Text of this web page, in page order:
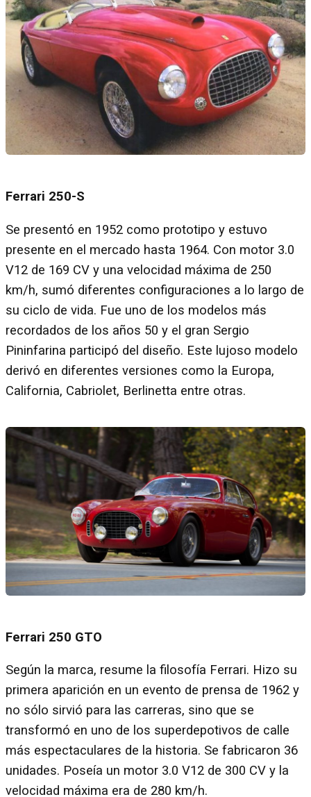
Ferrari 250-S
Se presentó en 1952 como prototipo y estuvo
presente en el mercado hasta 1964. Con motor 3.0
V12 de 169 CV y una velocidad máxima de 250
km/h, sumó diferentes configuraciones a lo largo de
su ciclo de vida. Fue uno de los modelos más
recordados de los años 50 y el gran Sergio
Pininfarina participó del diseño. Este lujoso modelo
derivó en diferentes versiones como la Europa,
California, Cabriolet, Berlinetta entre otras.
Ferrari 250 GTO
Según la marca, resume la filosofía Ferrari. Hizo su
primera aparición en un evento de prensa de 1962 y
no sólo sirvió para las carreras, sino que se
transformó en uno de los superdepotivos de calle
más espectaculares de la historia. Se fabricaron 36
unidades. Poseía un motor 3.0 V12 de 300 CV y la
velocidad máxima era de 280 km/h.